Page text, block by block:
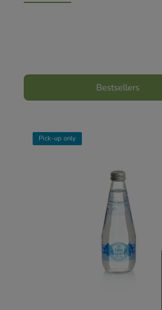
Bestsellers
Pick-up only